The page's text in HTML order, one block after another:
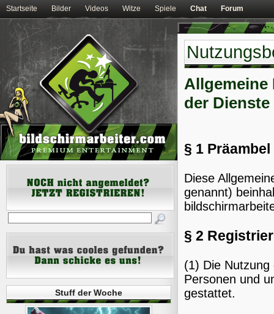
Startseite Bilder Videos Witze Spiele Chat Forum
Allgemeine
der
§ 1 Präambel
Diese
genannt)
§ 2
(1) Die
Personen und
gestattet.
Stuff der Woche